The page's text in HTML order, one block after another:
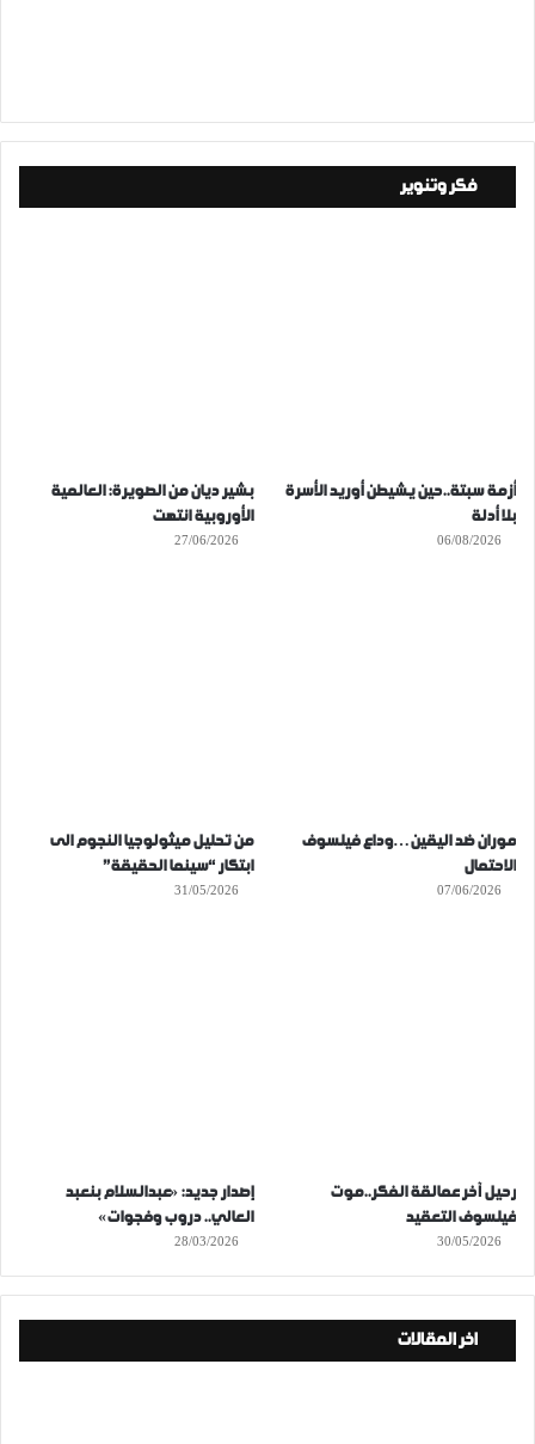
فكر وتنوير
أزمة سبتة..حين يشيطن أوريد الأسرة
بلا أدلة
06/08/2026
بشير ديان من الصويرة: العالمية
الأوروبية انتهت
27/06/2026
موران ضد اليقين…وداع فيلسوف
الاحتمال
07/06/2026
من تحليل ميثولوجيا النجوم الى
ابتكار “سينما الحقيقة”
31/05/2026
رحيل آخر عمالقة الفكر..موت
فيلسوف التعقيد
30/05/2026
إصدار جديد: «عبدالسلام بنعبد
العالي.. دروب وفجوات»
28/03/2026
اخر المقالات